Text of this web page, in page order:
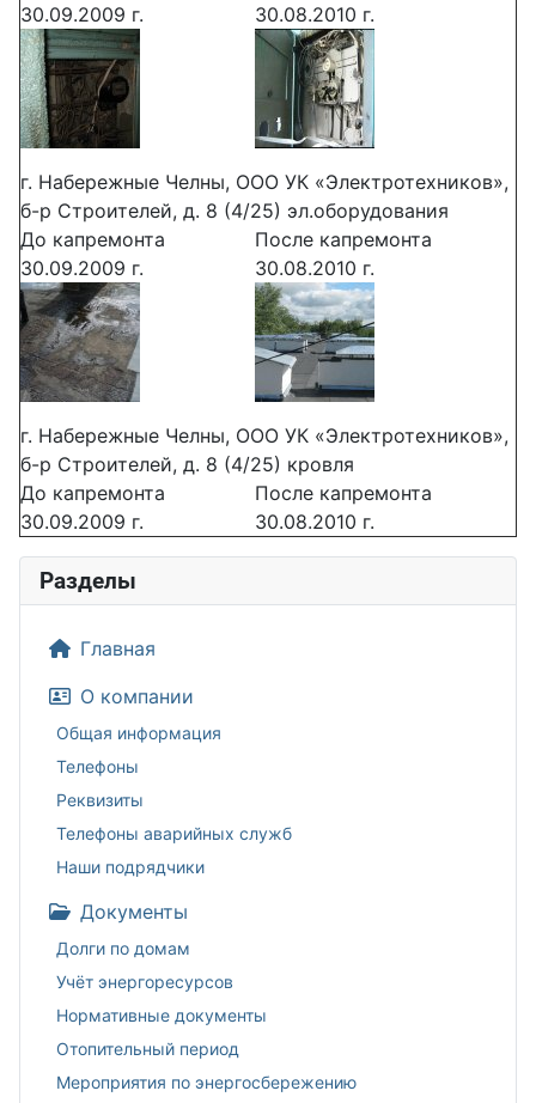
Разделы
Главная
О компании
Общая информация
Телефоны
Реквизиты
Телефоны аварийных служб
Наши подрядчики
Документы
Долги по домам
Учёт энергоресурсов
Нормативные документы
Отопительный период
Мероприятия по энергосбережению
30.09.2009 г.
30.08.2010 г.
г. Набережные Челны, ООО УК «Электротехников»,
б-р Строителей, д. 8 (4/25) эл.оборудования
До капремонта
30.09.2009 г.
После капремонта
30.08.2010 г.
г. Набережные Челны, ООО УК «Электротехников»,
б-р Строителей, д. 8 (4/25) кровля
До капремонта
30.09.2009 г.
После капремонта
30.08.2010 г.